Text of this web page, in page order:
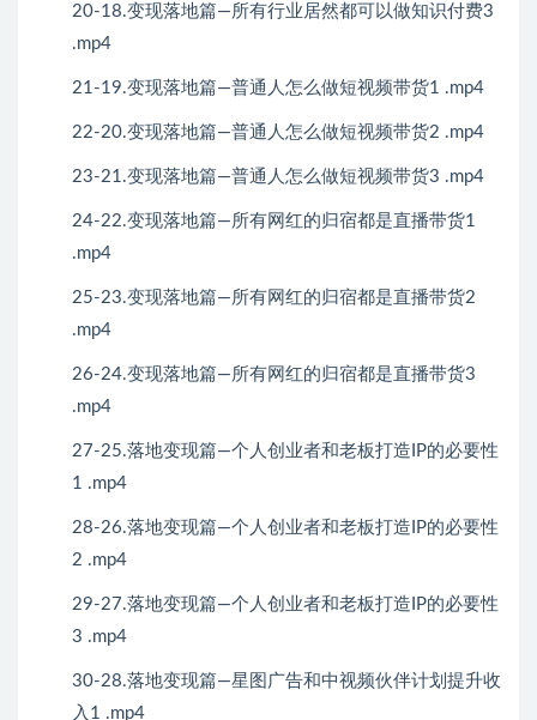
20-18.变现落地篇—所有行业居然都可以做知识付费3
.mp4
21-19.变现落地篇—普通人怎么做短视频带货1 .mp4
22-20.变现落地篇—普通人怎么做短视频带货2 .mp4
23-21.变现落地篇—普通人怎么做短视频带货3 .mp4
24-22.变现落地篇—所有网红的归宿都是直播带货1
.mp4
25-23.变现落地篇—所有网红的归宿都是直播带货2
.mp4
26-24.变现落地篇—所有网红的归宿都是直播带货3
.mp4
27-25.落地变现篇—个人创业者和老板打造IP的必要性
1 .mp4
28-26.落地变现篇—个人创业者和老板打造IP的必要性
2 .mp4
29-27.落地变现篇—个人创业者和老板打造IP的必要性
3 .mp4
30-28.落地变现篇—星图广告和中视频伙伴计划提升收
入1 .mp4